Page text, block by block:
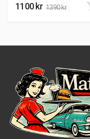
1100kr 1390kr